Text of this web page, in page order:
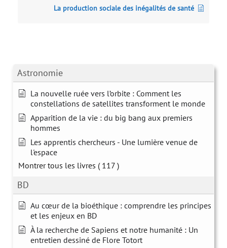
Astronomie
La nouvelle ruée vers l’orbite : Comment les
constellations de satellites transforment le monde
Apparition de la vie : du big bang aux premiers
hommes
Les apprentis chercheurs - Une lumière venue de
l'espace
Montrer tous les livres ( 117 )
BD
Au cœur de la bioéthique : comprendre les principes
et les enjeux en BD
À la recherche de Sapiens et notre humanité : Un
entretien dessiné de Flore Totort
La production sociale des inégalités de santé